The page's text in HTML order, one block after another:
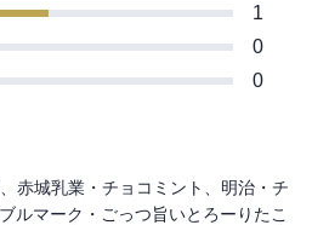
1
0
0
赤城乳業・チョコミント、明治・チ
ルマーク・ごっつ旨いとろーりたこ